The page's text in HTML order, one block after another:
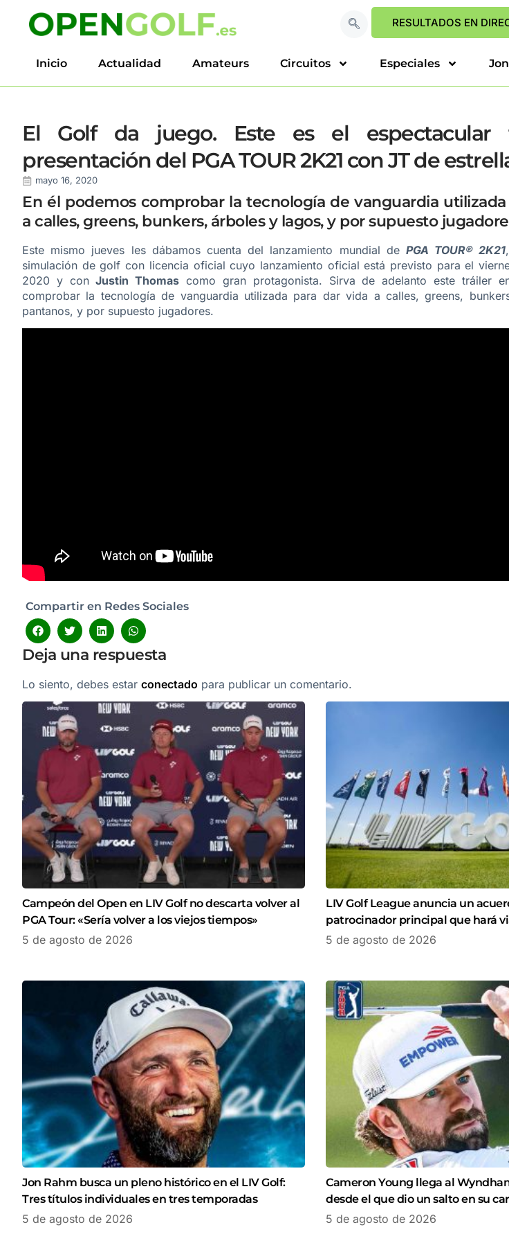
RESULTADOS EN
Inicio Actualidad Amateurs Circuitos Especiales
El Golf da juego. Este es el espectacular
presentación del PGA TOUR 2K21 con JT de
mayo 16, 2020
En él podemos comprobar la tecnología de vanguardia
a calles, greens, bunkers, árboles y lagos, y por supuesto
Este mismo jueves les dábamos cuenta del lanzamiento mundial de PGA TOUR® 2K21
simulación de golf con licencia oficial cuyo lanzamiento oficial está previsto para el
2020 y conJustin Thomas como gran protagonista. Sirva de adelanto este tráiler
comprobar la tecnología de vanguardia utilizada para dar vida a calles, greens,
pantanos, y por supuesto jugadores.
Compartir en Redes Sociales
Deja una respuesta
Lo siento, debes estar conectado para publicar un comentario.
Campeón del Open en LIV Golf no descarta volver al
PGA Tour: «Sería volver a los viejos tiempos»
5 de agosto de 2026
LIV Golf League anuncia un
patrocinador principal que hará
5 de agosto de 2026
Jon Rahm busca un pleno histórico en el LIV Golf:
Tres títulos individuales en tres temporadas
5 de agosto de 2026
Cameron Young llega al
desde el que dio un salto en su
5 de agosto de 2026